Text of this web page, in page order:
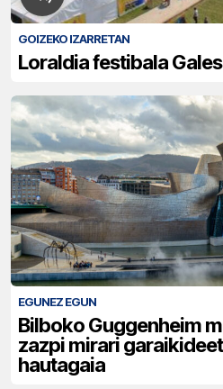
GOIZEKO IZARRETAN
Loraldia festibala
EGUNEZ EGUN
Bilboko Guggenheim
zazpi mirari
hautagaia